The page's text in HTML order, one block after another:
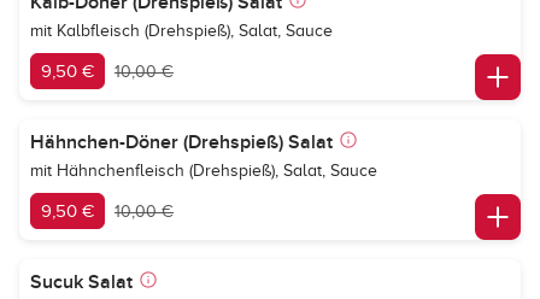
mit Kalbfleisch (Drehspieß), Salat, Sauce
9,50 € 10,00 €
Hähnchen-Döner (Drehspieß) Salat
mit Hähnchenfleisch (Drehspieß), Salat, Sauce
9,50 € 10,00 €
Sucuk Salat